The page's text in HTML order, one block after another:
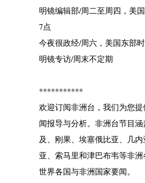
明镜编辑部/周二至周四，美
7点
今夜很政经/周六，美国东部
明镜专访/周末不定期
***********
欢迎订阅非洲台，我们为您
闻报导与分析。非洲台节目
及、刚果、埃塞俄比亚、几
亚、索马里和津巴布韦等非
世界各国与非洲国家要闻。